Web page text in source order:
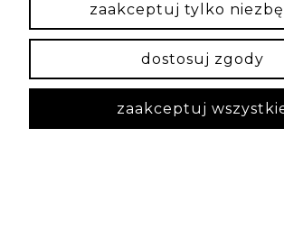
Sklep internetowy Shoper
zaakceptuj tylko
dostosuj zgody
zaakceptuj